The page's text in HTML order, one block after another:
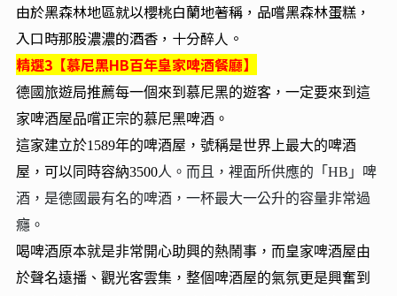
由於黑森林地區就以櫻桃白蘭地著稱，品嚐黑森林蛋糕，
入口時那股濃濃的酒香，十分醉人。
精選3【慕尼黑HB百年皇家啤酒餐廳】
德國旅遊局推薦每一個來到慕尼黑的遊客，一定要來到這
家啤酒屋品嚐正宗的慕尼黑啤酒。
這家建立於1589年的啤酒屋，號稱是世界上最大的啤酒
屋，可以同時容納3500人。而且，裡面所供應的「HB」啤
酒，是德國最有名的啤酒，一杯最大一公升的容量非常過
癮。
喝啤酒原本就是非常開心助興的熱鬧事，而皇家啤酒屋由
於聲名遠播、觀光客雲集，整個啤酒屋的氣氛更是興奮到